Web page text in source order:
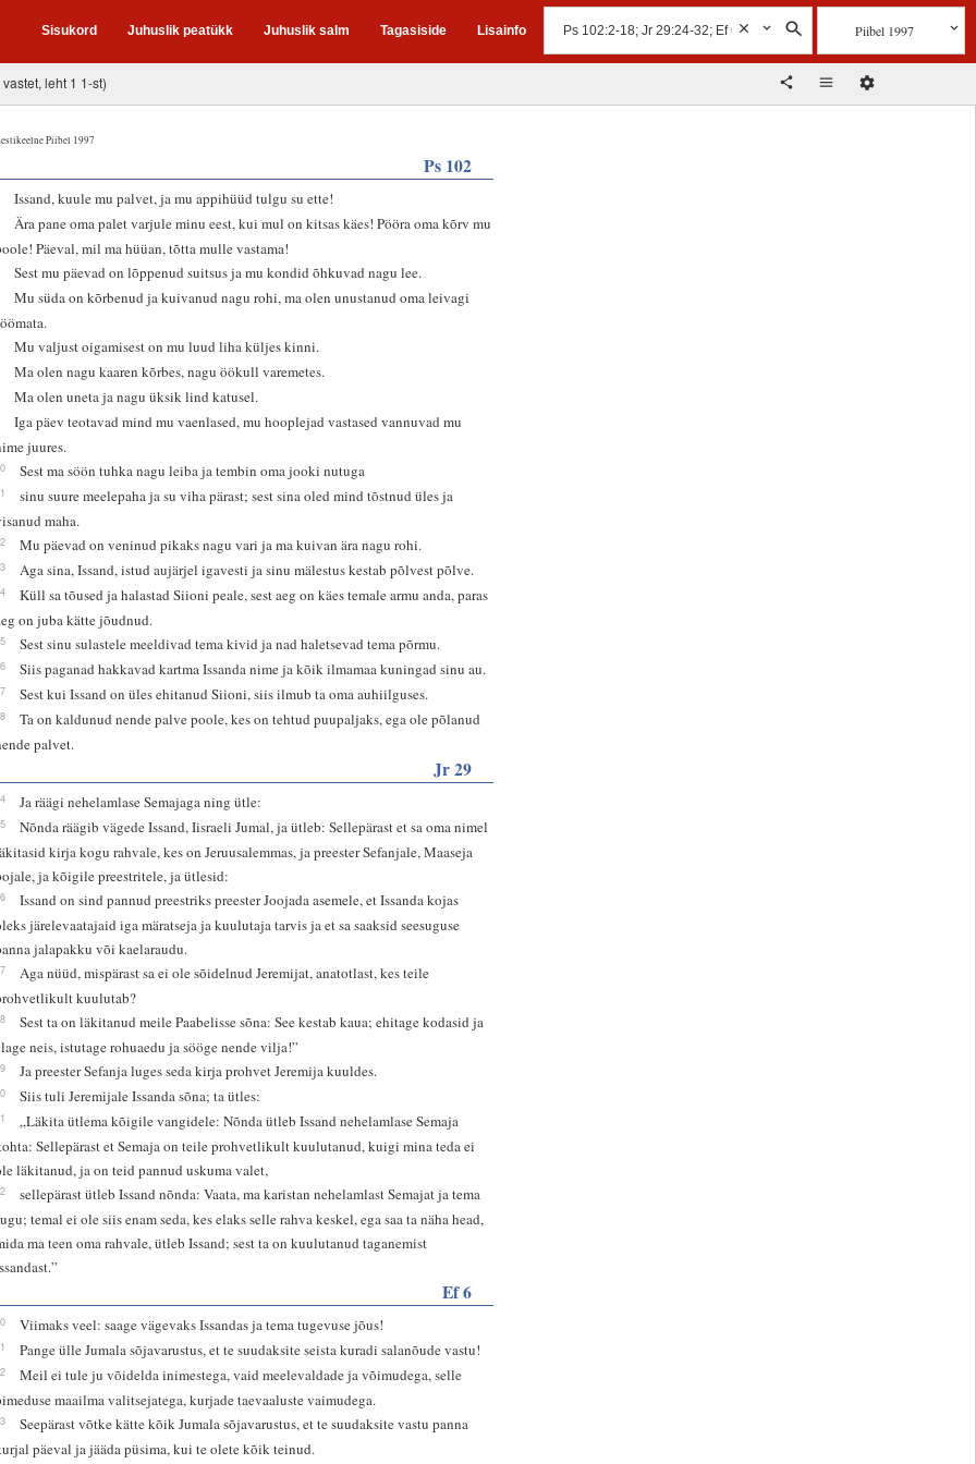
Sisukord Juhuslik peatükk Juhuslik salm Tagasiside Lisainfo Piibel 1997
leht 1 1-st)
Piibel 1997
Ps 102
Issand, kuule mu palvet, ja mu appihüüd tulgu su ette!
Ära pane oma palet varjule minu eest, kui mul on kitsas käes! Pööra oma kõrv mu
Päeval, mil ma hüüan, tõtta mulle vastama!
Sest mu päevad on lõppenud suitsus ja mu kondid õhkuvad nagu lee.
Mu süda on kõrbenud ja kuivanud nagu rohi, ma olen unustanud oma leivagi
Mu valjust oigamisest on mu luud liha küljes kinni.
Ma olen nagu kaaren kõrbes, nagu öökull varemetes.
Ma olen uneta ja nagu üksik lind katusel.
Iga päev teotavad mind mu vaenlased, mu hooplejad vastased vannuvad mu
juures.
Sest ma söön tuhka nagu leiba ja tembin oma jooki nutuga
sinu suure meelepaha ja su viha pärast; sest sina oled mind tõstnud üles ja
maha.
Mu päevad on veninud pikaks nagu vari ja ma kuivan ära nagu rohi.
Aga sina, Issand, istud aujärjel igavesti ja sinu mälestus kestab põlvest põlve.
Küll sa tõused ja halastad Siioni peale, sest aeg on käes temale armu anda, paras
on juba kätte jõudnud.
Sest sinu sulastele meeldivad tema kivid ja nad haletsevad tema põrmu.
Siis paganad hakkavad kartma Issanda nime ja kõik ilmamaa kuningad sinu au.
Sest kui Issand on üles ehitanud Siioni, siis ilmub ta oma auhiilguses.
Ta on kaldunud nende palve poole, kes on tehtud puupaljaks, ega ole põlanud
palvet.
Jr 29
Ja räägi nehelamlase Semajaga ning ütle:
Nõnda räägib vägede Issand, Iisraeli Jumal, ja ütleb: Sellepärast et sa oma nimel
kirja kogu rahvale, kes on Jeruusalemmas, ja preester Sefanjale, Maaseja
ja kõigile preestritele, ja ütlesid:
Issand on sind pannud preestriks preester Joojada asemele, et Issanda kojas
järelevaatajaid iga märatseja ja kuulutaja tarvis ja et sa saaksid seesuguse
jalapakku või kaelaraudu.
Aga nüüd, mispärast sa ei ole sõidelnud Jeremijat, anatotlast, kes teile
kuulutab?
Sest ta on läkitanud meile Paabelisse sõna: See kestab kaua; ehitage kodasid ja
neis, istutage rohuaedu ja sööge nende vilja!”
Ja preester Sefanja luges seda kirja prohvet Jeremija kuuldes.
Siis tuli Jeremijale Issanda sõna; ta ütles:
„Läkita ütlema kõigile vangidele: Nõnda ütleb Issand nehelamlase Semaja
Sellepärast et Semaja on teile prohvetlikult kuulutanud, kuigi mina teda ei
läkitanud, ja on teid pannud uskuma valet,
sellepärast ütleb Issand nõnda: Vaata, ma karistan nehelamlast Semajat ja tema
temal ei ole siis enam seda, kes elaks selle rahva keskel, ega saa ta näha head,
ma teen oma rahvale, ütleb Issand; sest ta on kuulutanud taganemist
Ef 6
Viimaks veel: saage vägevaks Issandas ja tema tugevuse jõus!
Pange ülle Jumala sõjavarustus, et te suudaksite seista kuradi salanõude vastu!
Meil ei tule ju võidelda inimestega, vaid meelevaldade ja võimudega, selle
maailma valitsejatega, kurjade taevaaluste vaimudega.
Seepärast võtke kätte kõik Jumala sõjavarustus, et te suudaksite vastu panna
päeval ja jääda püsima, kui te olete kõik teinud.